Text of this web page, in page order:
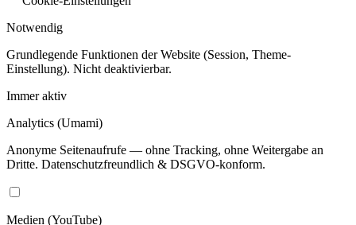
Notwendig
Grundlegende Funktionen der Website (Session, Theme-
Einstellung). Nicht deaktivierbar.
Immer aktiv
Analytics (Umami)
Anonyme Seitenaufrufe — ohne Tracking, ohne Weitergabe an
Dritte. Datenschutzfreundlich & DSGVO-konform.
Medien (YouTube)